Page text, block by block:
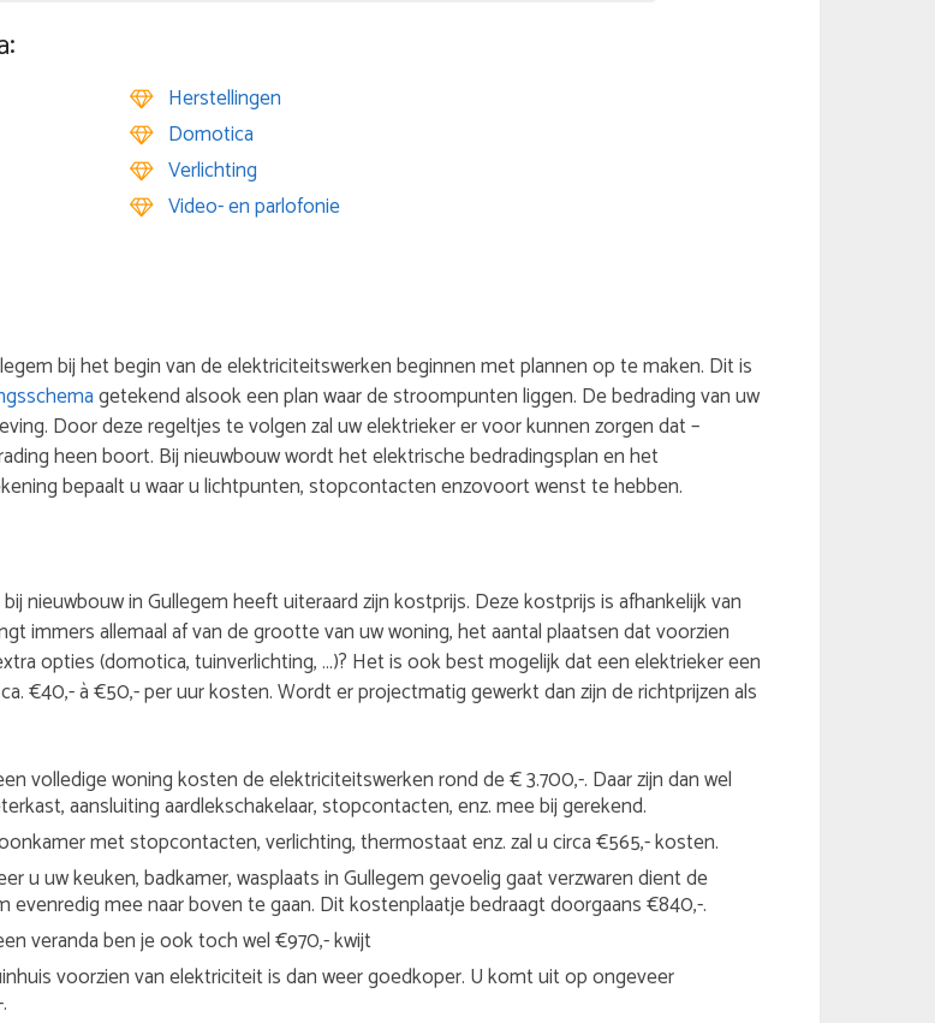
Herstellingen
Domotica
Verlichting
Video- en parlofonie
bij het begin van de elektriciteitswerken beginnen met plannen op te maken. Dit is
getekend alsook een plan waar de stroompunten liggen. De bedrading van uw
Door deze regeltjes te volgen zal uw elektrieker er voor kunnen zorgen dat –
heen boort. Bij nieuwbouw wordt het elektrische bedradingsplan en het
bepaalt u waar u lichtpunten, stopcontacten enzovoort wenst te hebben.
nieuwbouw in Gullegem heeft uiteraard zijn kostprijs. Deze kostprijs is afhankelijk van
immers allemaal af van de grootte van uw woning, het aantal plaatsen dat voorzien
opties (domotica, tuinverlichting, …)? Het is ook best mogelijk dat een elektrieker een
€40,- à €50,- per uur kosten. Wordt er projectmatig gewerkt dan zijn de richtprijzen als
volledige woning kosten de elektriciteitswerken rond de € 3.700,-. Daar zijn dan wel
aansluiting aardlekschakelaar, stopcontacten, enz. mee bij gerekend.
met stopcontacten, verlichting, thermostaat enz. zal u circa €565,- kosten.
u uw keuken, badkamer, wasplaats in Gullegem gevoelig gaat verzwaren dient de
evenredig mee naar boven te gaan. Dit kostenplaatje bedraagt doorgaans €840,-.
veranda ben je ook toch wel €970,- kwijt
voorzien van elektriciteit is dan weer goedkoper. U komt uit op ongeveer